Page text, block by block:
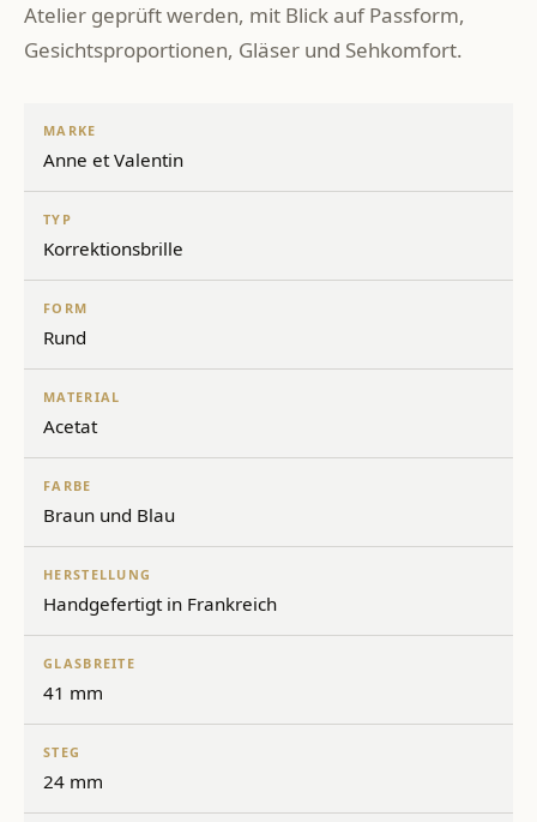
Atelier geprüft werden, mit Blick auf Passform,
Gesichtsproportionen, Gläser und Sehkomfort.
MARKE
Anne et Valentin
TYP
Korrektionsbrille
FORM
Rund
MATERIAL
Acetat
FARBE
Braun und Blau
HERSTELLUNG
Handgefertigt in Frankreich
GLASBREITE
41 mm
STEG
24 mm